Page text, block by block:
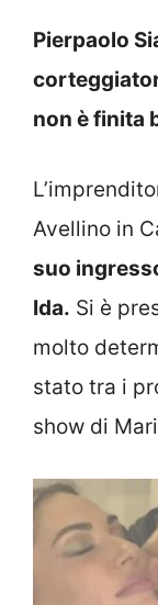
Pierpaolo
non è finita
Avellino in
suo
Ida. Si è
molto
stato tra i
show di